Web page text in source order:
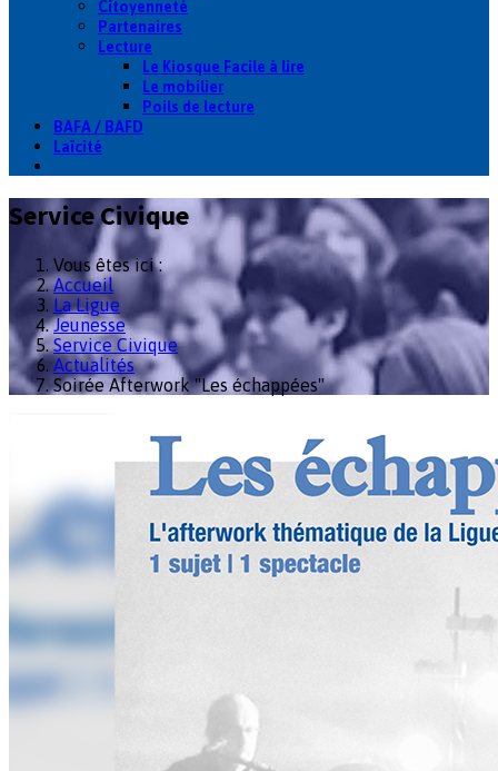
Citoyenneté
Partenaires
Lecture
Le Kiosque Facile à lire
Le mobilier
Poils de lecture
BAFA / BAFD
Laïcité
Service Civique
Vous êtes ici :
Accueil
La Ligue
Jeunesse
Service Civique
Actualités
Soirée Afterwork "Les échappées"